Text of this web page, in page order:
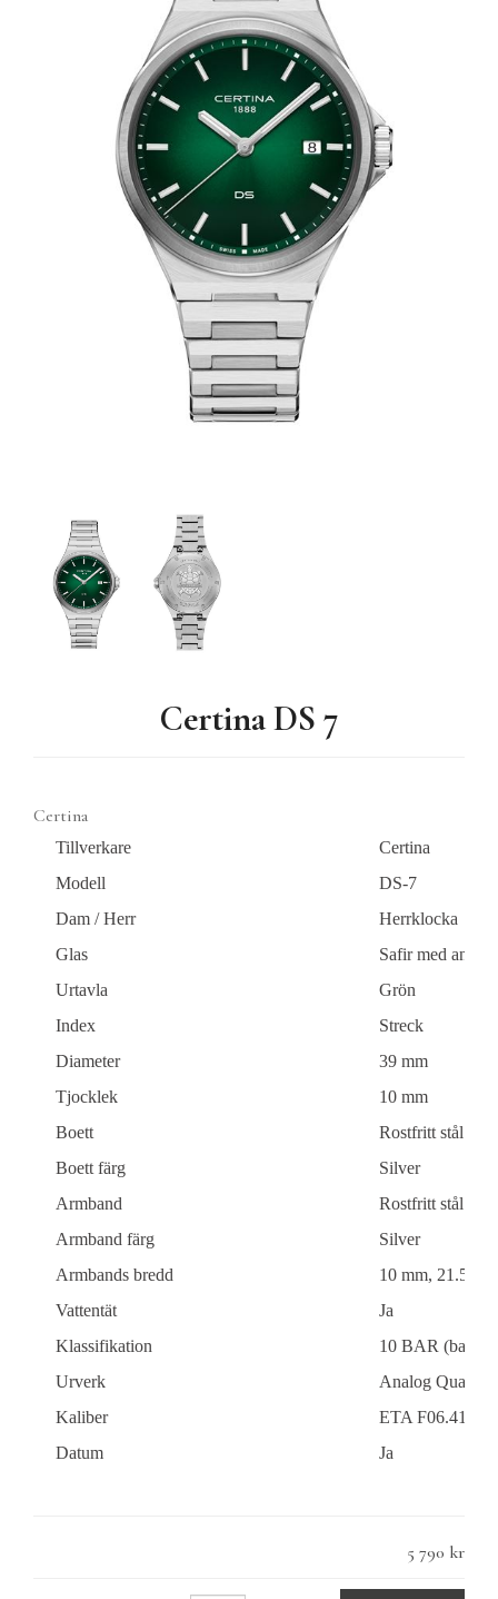
Certina DS 7
Certina
Tillverkare
Certina
Modell
DS-7
Dam / Herr
Herrklocka
Glas
Safir med
Urtavla
Grön
Index
Streck
Diameter
39 mm
Tjocklek
10 mm
Boett
Rostfritt stål
Boett färg
Silver
Armband
Rostfritt stål
Armband färg
Silver
Armbands bredd
10 mm, 21.5 mm
Vattentät
Ja
Klassifikation
10 BAR (bad/
Urverk
Analog
Kaliber
ETA F06.412
Datum
Ja
5 790 kr